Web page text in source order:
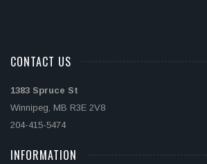
CONTACT US
1383 Spruce St
Winnipeg, MB R3E 2V8
204-415-5474
INFORMATION